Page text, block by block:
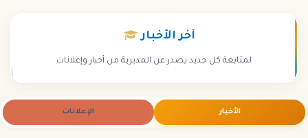
آخر الأخبار
لمتابعة كل جديد يصدر عن المديرية من أخبار وإعلانات
الأخبار الإعلانات